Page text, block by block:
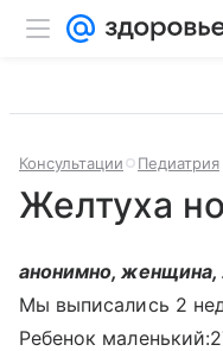
Консультации Педиатрия
Желтуха
анонимно, женщина,
Мы выписались 2
Ребенок